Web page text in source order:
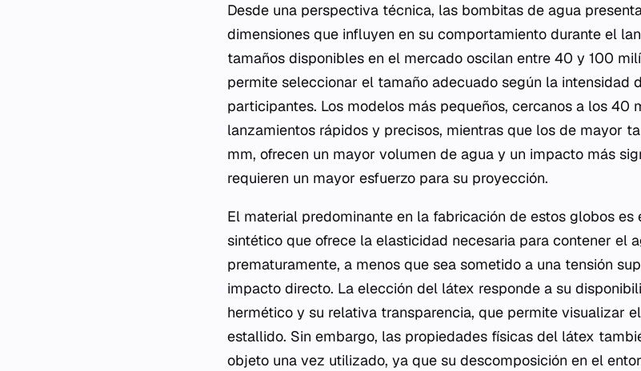
Desde una perspectiva técnica, las bombitas de agua
dimensiones que influyen en su comportamiento durante el
tamaños disponibles en el mercado oscilan entre 40 y 100
permite seleccionar el tamaño adecuado según la intensidad
participantes. Los modelos más pequeños, cercanos a los 40
lanzamientos rápidos y precisos, mientras que los de mayor
mm, ofrecen un mayor volumen de agua y un impacto más
requieren un mayor esfuerzo para su proyección.
El material predominante en la fabricación de estos globos
sintético que ofrece la elasticidad necesaria para contener el
prematuramente, a menos que sea sometido a una tensión
impacto directo. La elección del látex responde a su
hermético y su relativa transparencia, que permite visualizar
estallido. Sin embargo, las propiedades físicas del látex
objeto una vez utilizado, ya que su descomposición en el